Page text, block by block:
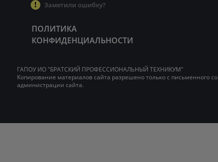
Заметили ошибку?
ПОЛИТИКА
КОНФИДЕНЦИАЛЬНОСТИ
ГАПОУ ИО "БРАТСКИЙ ПРОФЕССИОНАЛЬНЫЙ ТЕХНИКУМ"
Копирование материалов сайта разрешено только с письменного
администрации сайта.